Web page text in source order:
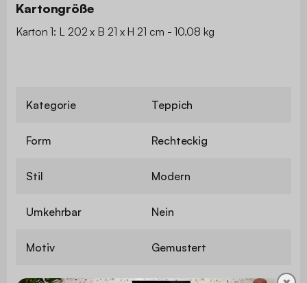
Kartongröße
Karton 1: L 202 x B 21 x H 21 cm - 10.08 kg
Kategorie Teppich
Form Rechteckig
Stil Modern
Umkehrbar Nein
Motiv Gemustert